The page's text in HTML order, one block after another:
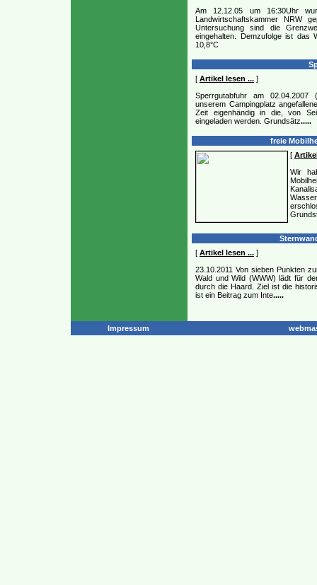
Am 12.12.05 um 16:30Uhr
Landwirtschaftskammer NRW
Untersuchung sind die
eingehalten. Demzufolge ist das
10,8°C
[ Artikel lesen ... ]
Sperrgutabfuhr am 02.04.2007
unserem Campingplatz
Zeit eigenhändig in die, von
eingeladen werden. Grundsätz.....
freie
[
Wir
[ Artikel lesen ... ]
23.10.2011 Von sieben Punkten
Wald und Wild (WWW) lädt für
durch die Haard. Ziel ist die
ist ein Beitrag zum Inte.....
Impressum